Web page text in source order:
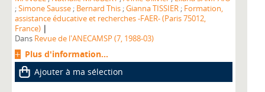
;Simone Sausse ; Bernard This ;Gianna TISSIER ; Formation,
assistance éducative et recherches -FAER- (Paris 75012,
France) |
Dans Revue de l'ANECAMSP (7, 1988-03)
Plus d'information...
Ajouter à ma sélection